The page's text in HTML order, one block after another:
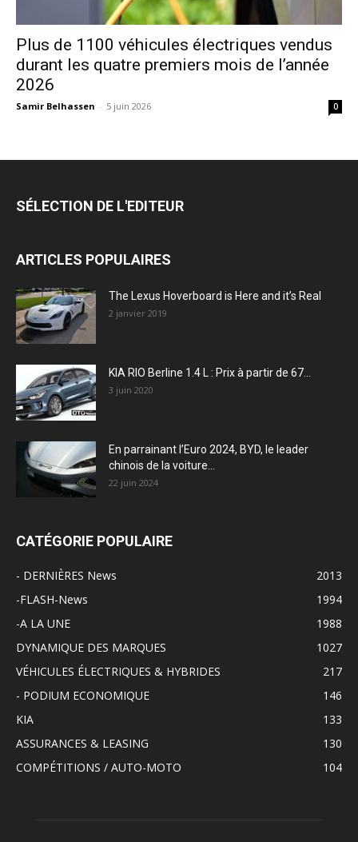
Plus de 1100 véhicules électriques vendus
durant les quatre premiers mois de l’année
2026
Samir Belhassen - 5 juin 2026 0
SÉLECTION DE L'EDITEUR
ARTICLES POPULAIRES
The Lexus Hoverboard is Here and it’s Real
2 janvier 2019
KIA RIO Berline 1.4 L : Prix à partir de 67...
3 juin 2020
En parrainant l’Euro 2024, BYD, le leader
chinois de la voiture...
22 juin 2024
CATÉGORIE POPULAIRE
- DERNIÈRES News
2013
-FLASH-News
1994
-A LA UNE
1988
DYNAMIQUE DES MARQUES
1027
VÉHICULES ÉLECTRIQUES & HYBRIDES
217
- PODIUM ECONOMIQUE
146
KIA
133
ASSURANCES & LEASING
130
COMPÉTITIONS / AUTO-MOTO
104